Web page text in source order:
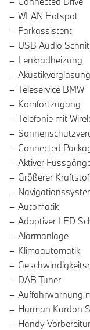
WLAN Hotspot
Parkassistent
USB Audio
Lenkradheizung
Akustikverglasung
Teleservice BMW
Komfortzugang
Telefonie mit
Connected
Aktiver
Größerer
Automatik
Adaptiver LED
Alarmanlage
Klimaautomatik
DAB Tuner
Auffahrwarnung
Harman Kardon
Handy-